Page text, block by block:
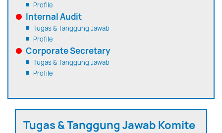
Profile
Internal Audit
Tugas & Tanggung Jawab
Profile
Corporate Secretary
Tugas & Tanggung Jawab
Profile
Tugas & Tanggung Jawab Komite